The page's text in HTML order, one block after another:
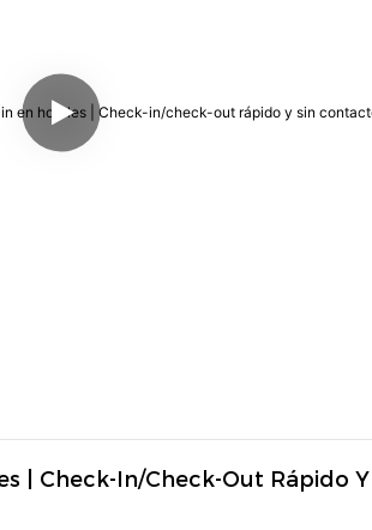
| Check-In/check-Out Rápido